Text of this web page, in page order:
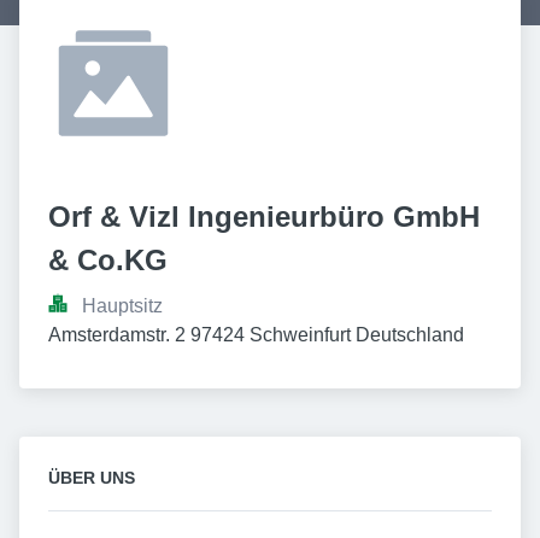
Orf & Vizl Ingenieurbüro GmbH
& Co.KG
Hauptsitz
Amsterdamstr. 2 97424 Schweinfurt Deutschland
ÜBER UNS